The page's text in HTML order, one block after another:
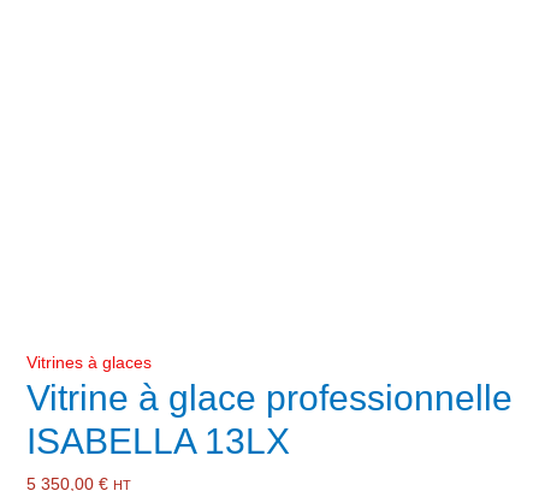
Vitrines à glaces
Vitrine à glace professionnelle
ISABELLA 13LX
5 350,00 € HT